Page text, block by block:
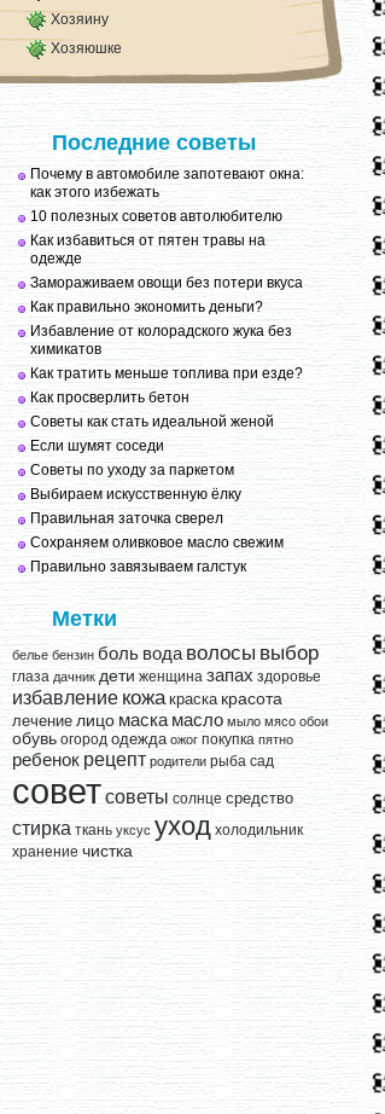
Хозяину
Хозяюшке
Последние советы
Почему в автомобиле запотевают окна:
как этого избежать
10 полезных советов автолюбителю
Как избавиться от пятен травы на
одежде
Замораживаем овощи без потери вкуса
Как правильно экономить деньги?
Избавление от колорадского жука без
химикатов
Как тратить меньше топлива при езде?
Как просверлить бетон
Советы как стать идеальной женой
Если шумят соседи
Советы по уходу за паркетом
Выбираем искусственную ёлку
Правильная заточка сверел
Сохраняем оливковое масло свежим
Правильно завязываем галстук
Метки
белье бензин боль вода волосы выбор
глаза дачник дети женщина запах здоровье
избавление кожа краска красота
лечение лицо маска масло мыло мясо обои
обувь огород одежда ожог покупка пятно
ребенок рецепт родители рыба сад
советсоветы солнце средство
стирка ткань уксус уход холодильник
хранение чистка